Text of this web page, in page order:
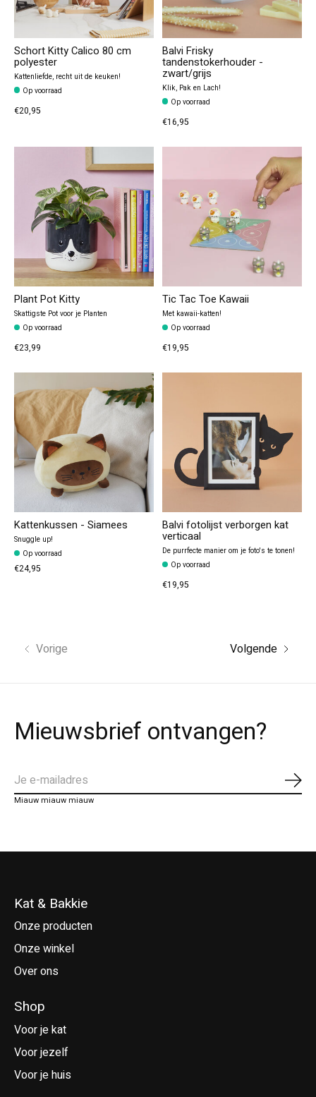
Schort Kitty Calico 80 cm
polyester
Kattenliefde, recht uit de keuken!
Op voorraad
€20,95
Balvi Frisky
tandenstokerhouder -
zwart/grijs
Klik, Pak en Lach!
Op voorraad
€16,95
Plant Pot Kitty
Skattigste Pot voor je Planten
Op voorraad
€23,99
Tic Tac Toe Kawaii
Met kawaii-katten!
Op voorraad
€19,95
Kattenkussen - Siamees
Snuggle up!
Op voorraad
€24,95
Balvi fotolijst verborgen kat
verticaal
De purrfecte manier om je foto's te tonen!
Op voorraad
€19,95
Vorige Volgende
Mieuwsbrief ontvangen?
Miauw miauw miauw
Kat & Bakkie
Onze producten
Onze winkel
Over ons
Shop
Voor je kat
Voor jezelf
Voor je huis